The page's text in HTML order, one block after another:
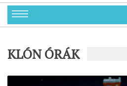
KLÓN ÓRÁK